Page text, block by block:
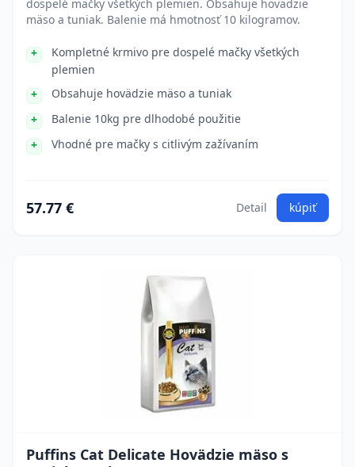
dospelé mačky všetkých plemien. Obsahuje hovädzie
mäso a tuniak. Balenie má hmotnosť 10 kilogramov.
Kompletné krmivo pre dospelé mačky všetkých
plemien
Obsahuje hovädzie mäso a tuniak
Balenie 10kg pre dlhodobé použitie
Vhodné pre mačky s citlivým zažívaním
57.77 € Detail kúpiť
Puffins Cat Delicate Hovädzie mäso s